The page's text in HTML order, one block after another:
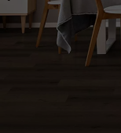
PARQUET HUILÉ
PARQUET VIEILLI